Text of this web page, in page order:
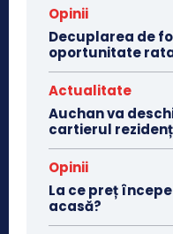
Opinii
Decuplarea de
oportunitate
Actualitate
Auchan va
cartierul
Opinii
La ce preț
acasă?